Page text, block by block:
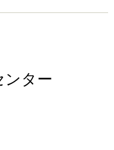
ンター